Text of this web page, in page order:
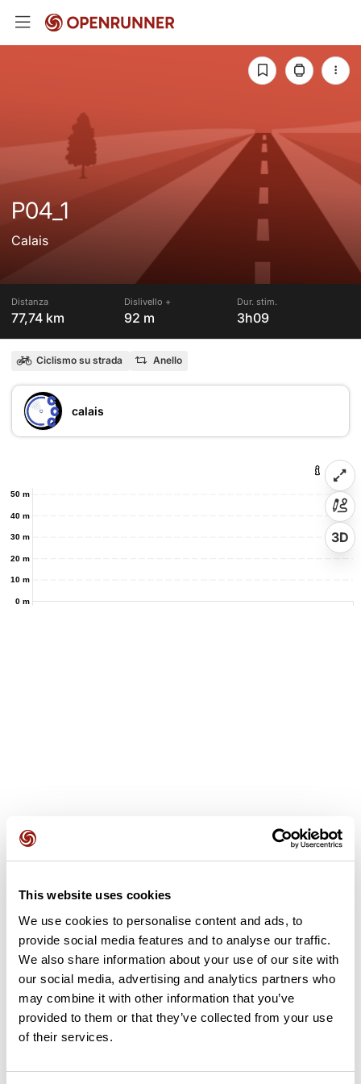
This website uses cookies
We use cookies to personalise content and ads, to
provide social media features and to analyse our traffic.
We also share information about your use of our site with
our social media, advertising and analytics partners who
may combine it with other information that you’ve
provided to them or that they’ve collected from your use
of their services.
P04_1
Calais
Distanza
77,74 km
Dislivello +
92 m
Dur. stim.
3h09
Ciclismo su strada Anello
calais
0 m
10 m
20 m
30 m
40 m
50 m
3D
Recensioni degli utenti
Questo percorso non contiene ancora alcuna recensione.
L'hai già effettuato? Sii il primo a inviare una recensione!
Aggiungi una recensione
Riepilogo